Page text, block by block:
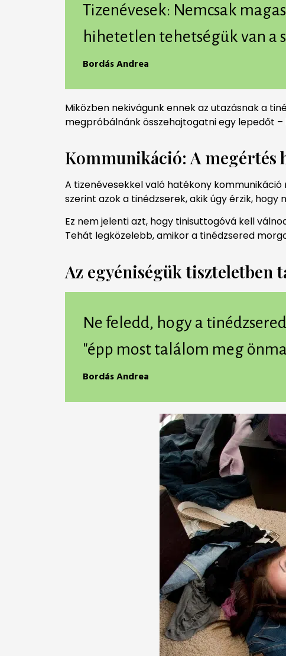
Tizenévesek: Nemcsak
hihetetlen tehetségük van a
Bordás Andrea
Miközben nekivágunk ennek az utazásnak a
megpróbálnánk összehajtogatni egy lepedőt
Kommunikáció: A megértés
A tizenévesekkel való hatékony kommunikáció
szerint azok a tinédzserek, akik úgy érzik,
Ez nem jelenti azt, hogy tinisuttogóvá kell
Tehát legközelebb, amikor a tinédzsered
Az egyéniségük tiszteletben
Ne feledd, hogy a
"épp most találom meg
Bordás Andrea